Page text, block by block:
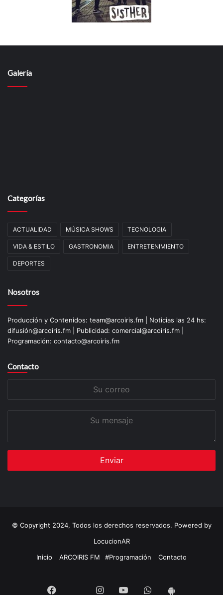
Galería
Categorías
ACTUALIDAD MÚSICA SHOWS TECNOLOGIA
VIDA & ESTILO GASTRONOMIA ENTRETENIMIENTO
DEPORTES
Nosotros
Producción y Contenidos: team@arcoiris.fm | Noticias las 24 hs:
difusión@arcoiris.fm | Publicidad: comercial@arcoiris.fm |
Programación: contacto@arcoiris.fm
Contacto
© Copyright 2024, Todos los derechos reservados. Powered by
LocucionAR
Inicio
ARCOIRIS FM #Programación Contacto
Facebook InstagramYoutubeWhatsapp